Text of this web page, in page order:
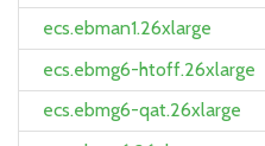
ecs.ebman1.26xlarge
ecs.ebmg6-htoff.26xlarge
ecs.ebmg6-qat.26xlarge